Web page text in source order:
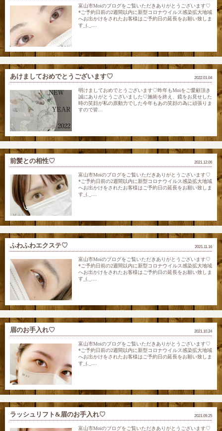
富山市Moiのブログをご覧いただきありがとうございます♡
*ご予約日前の2週間以内に新型コロナウイルス感染拡大地域
へお出かけをされたお客様はご予約日の延長をお願い致しま
す_(._....
2022.01.04
あけましておめでとうございます♡
明けましておめでとうございます♡昨年もMoiをご愛顧頂き
誠にありがとうございました♡施術を終え、鏡をお見せした
時の笑顔が私の原動力でした今年もあの笑顔の為に頑張りま
すので皆...
2021.12.06
前髪との相性♡
富山市Moiのブログをご覧いただきありがとうございます♡
*ご予約日前の2週間以内に新型コロナウイルス感染拡大地域
へお出かけをされたお客様はご予約日の延長をお願い致しま
す_(._....
2021.11.16
ふわふわエクステ♡
富山市Moiのブログをご覧いただきありがとうございます♡
*ご予約日前の2週間以内に新型コロナウイルス感染拡大地域
へお出かけをされたお客様はご予約日の延長をお願い致しま
す_(._....
2021.10.24
眉のお手入れ♡
富山市Moiのブログをご覧いただきありがとうございます♡
*ご予約日前の2週間以内に新型コロナウイルス感染拡大地域
へお出かけをされたお客様はご予約日の延長をお願い致しま
す_(._....
2021.09.25
ラッシュリフト&眉のお手入れ♡
富山市Moiのブログをご覧いただきありがとうございます♡